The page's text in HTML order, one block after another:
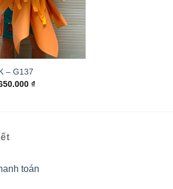
– G137
₫
toán